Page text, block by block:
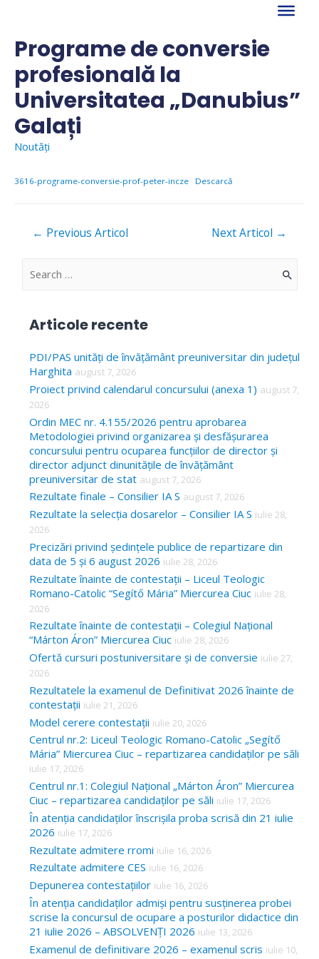
contentPrograme de conversie
profesională la
Universitatea „Danubius”
Galați
Noutăți
3616-programe-conversie-prof-peter-incze Descarcă
Navigare
← Previous Articol Next Articol →
S
c
h
f
o
r
Articole recente
PDI/PAS unități de învățământ preuniversitar din județul
Harghita august 7, 2026
Proiect privind calendarul concursului (anexa 1) august 7,
2026
Ordin MEC nr. 4.155/2026 pentru aprobarea
Metodologiei privind organizarea și desfășurarea
concursului pentru ocuparea funcțiilor de director și
director adjunct dinunitățile de învățământ
preuniversitar de stat august 7, 2026
Rezultate finale – Consilier IA S august 7, 2026
Rezultate la selecția dosarelor – Consilier IA S iulie 28,
2026
Precizări privind ședințele publice de repartizare din
data de 5 și 6 august 2026 iulie 28, 2026
Rezultate înainte de contestații – Liceul Teologic
Romano-Catolic “Segítő Mária” Miercurea Ciuc iulie 28,
2026
Rezultate înainte de contestații – Colegiul Național
“Márton Áron” Miercurea Ciuc iulie 28, 2026
Ofertă cursuri postuniversitare și de conversie iulie 27,
2026
Rezultatele la examenul de Definitivat 2026 înainte de
contestații iulie 21, 2026
Model cerere contestații iulie 20, 2026
Centrul nr.2: Liceul Teologic Romano-Catolic „Segítő
Mária” Miercurea Ciuc – repartizarea candidaților pe săli
iulie 17, 2026
Centrul nr.1: Colegiul Național „Márton Áron” Miercurea
Ciuc – repartizarea candidaților pe săli iulie 17, 2026
În atenția candidaților înscrișila proba scrisă din 21 iulie
2026 iulie 17, 2026
Rezultate admitere rromi iulie 16, 2026
Rezultate admitere CES iulie 16, 2026
Depunerea contestațiilor iulie 16, 2026
În atenția candidaților admiși pentru susținerea probei
scrise la concursul de ocupare a posturilor didactice din
21 iulie 2026 – ABSOLVENȚI 2026 iulie 13, 2026
Examenul de definitivare 2026 – examenul scris iulie 10,